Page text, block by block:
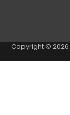
Copyright © 2026